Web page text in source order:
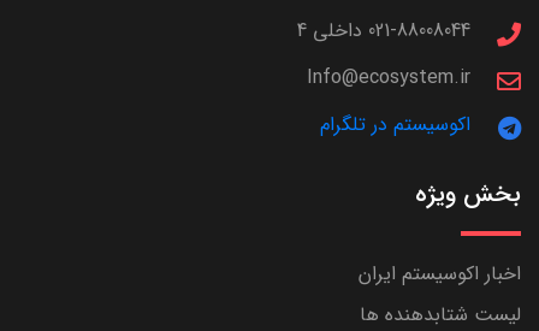
021-88008044 داخلی 4
Info@ecosystem.ir
اکوسیستم در تلگرام
بخش ویژه
اخبار اکوسیستم ایران
لیست شتابدهنده ها